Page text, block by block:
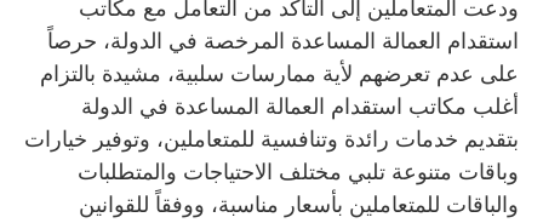
ودعت المتعاملين إلى التأكد من التعامل مع مكاتب
استقدام العمالة المساعدة المرخصة في الدولة، حرصاً
على عدم تعرضهم لأية ممارسات سلبية، مشيدة بالتزام
أغلب مكاتب استقدام العمالة المساعدة في الدولة
بتقديم خدمات رائدة وتنافسية للمتعاملين، وتوفير خيارات
وباقات متنوعة تلبي مختلف الاحتياجات والمتطلبات
والباقات للمتعاملين بأسعار مناسبة، ووفقاً للقوانين